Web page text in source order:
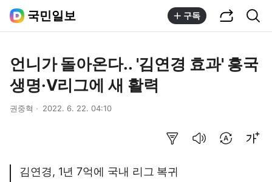
국민일보 구독
언니가 돌아온다.. '김연경 효과' 흥국
생명·V리그에 새 활력
권중혁 2022. 6. 22. 04:10
김연경, 1년 7억에 국내 리그 복귀